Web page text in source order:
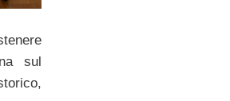
sul